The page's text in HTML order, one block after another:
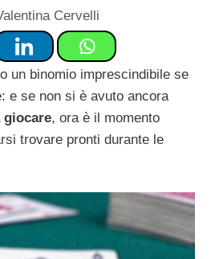
Cervelli
un binomio imprescindibile se
e se non si è avuto ancora
giocare, ora è il momento
trovare pronti durante le